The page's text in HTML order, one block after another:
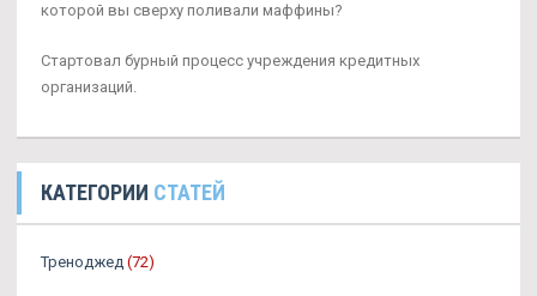
которой вы сверху поливали маффины?
Стартовал бурный процесс учреждения кредитных
организаций.
КАТЕГОРИИ СТАТЕЙ
Треноджед (72)